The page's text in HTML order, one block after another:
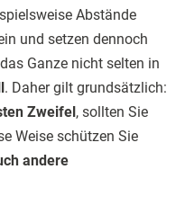
Abstände
und setzen dennoch
Ganze nicht selten in
. Daher gilt grundsätzlich:
Zweifel, sollten Sie
Weise schützen Sie
andere